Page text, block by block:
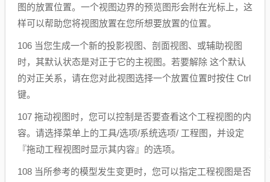
图的放置位置。一个视图边界的预览图形会附在光标上，这
样可以帮助您将视图放置在您所想要放置的位置。
106 当您生成一个新的投影视图、剖面视图、或辅助视图
时，其默认状态是对正于它的主视图。若要解除 这个默认
的对正关系，请在您对此视图选择一个放置位置时按住 Ctrl
键。
107 拖动视图时，您可以控制是否要查看这个工程视图的内
容。请选择菜单上的工具/选项/系统选项/ 工程图，并设定
『拖动工程视图时显示其内容』的选项。
108 当所参考的模型发生变更时，您可以指定工程视图是否